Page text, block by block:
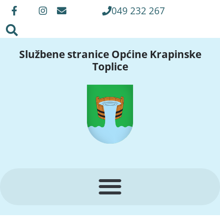
049 232 267
Službene stranice Općine Krapinske
Toplice